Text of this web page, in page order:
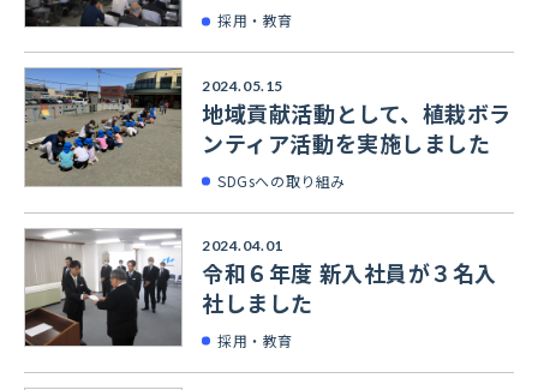
採用・教育
2024.05.15
地域貢献活動として、植栽ボラ
ンティア活動を実施しました
SDGsへの取り組み
2024.04.01
令和６年度 新入社員が３名入
社しました
採用・教育